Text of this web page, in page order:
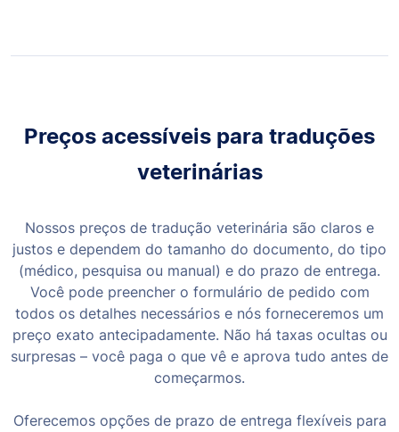
Preços acessíveis para traduções
veterinárias
Nossos preços de tradução veterinária são claros e
justos e dependem do tamanho do documento, do tipo
(médico, pesquisa ou manual) e do prazo de entrega.
Você pode preencher o formulário de pedido com
todos os detalhes necessários e nós forneceremos um
preço exato antecipadamente. Não há taxas ocultas ou
surpresas – você paga o que vê e aprova tudo antes de
começarmos.
Oferecemos opções de prazo de entrega flexíveis para